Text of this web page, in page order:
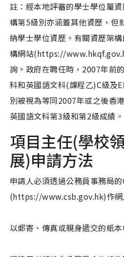
註：經本地評審的學士學位屬
構第5級別亦涵蓋其他資歷，但
納學士學位資歷。有關資歷架
構網站(https://
詢。政府在聘任時，2007年前
科和英國語文科(課程乙)C級及
別被視為等同2007年或之後香
英國語文科第3級和第2級成績。
項目主任(學校
展)申請方法
申請人必須透過公務員事務局
(https://www.csb.gov.hk)作網
以郵寄、傳真或親身遞交的紙